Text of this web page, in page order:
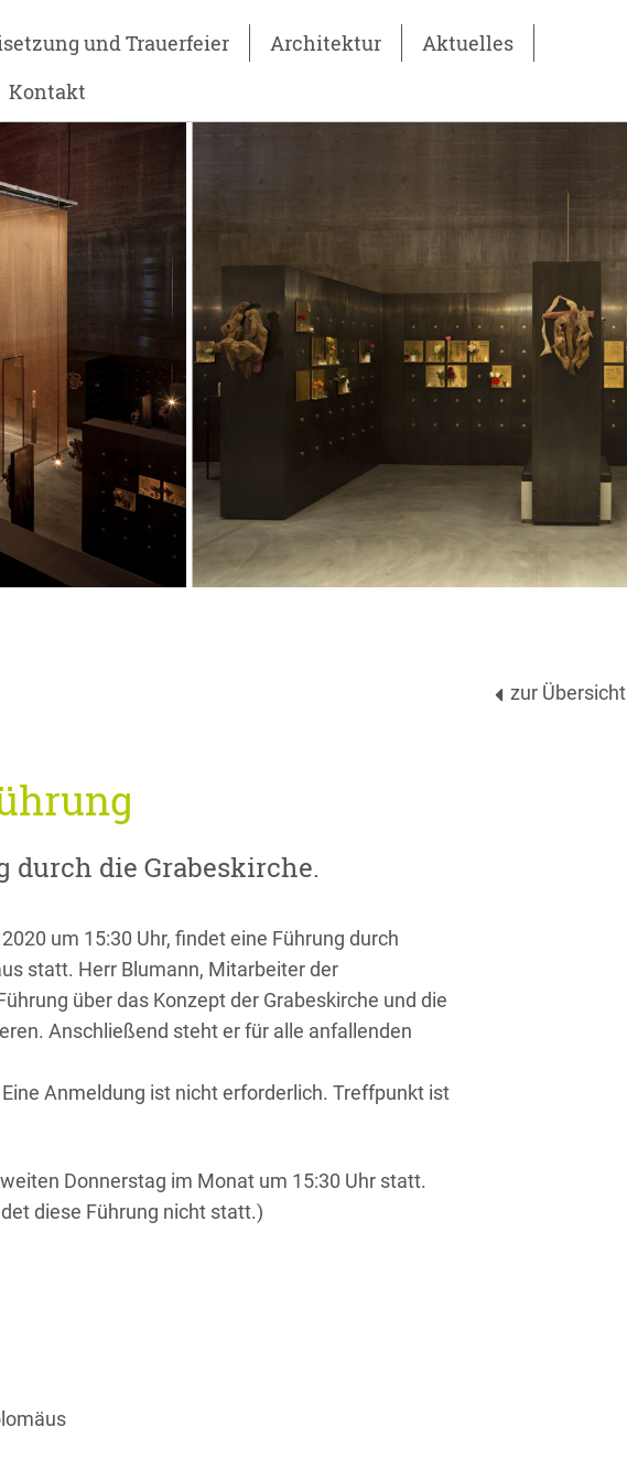
und Trauerfeier Architektur
Aktuelles
Kontakt
zur Übersicht
durch die Grabeskirche.
um 15:30 Uhr, findet eine Führung durch
statt. Herr Blumann, Mitarbeiter der
über das Konzept der Grabeskirche und die
Anschließend steht er für alle anfallenden
Anmeldung ist nicht erforderlich. Treffpunkt ist
Donnerstag im Monat um 15:30 Uhr statt.
diese Führung nicht statt.)